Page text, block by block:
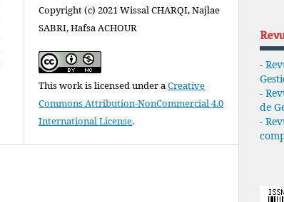
Copyright (c) 2021 Wissal CHARQI, Najlae
SABRI, Hafsa ACHOUR
This work is licensed under aCreative
Commons Attribution-NonCommercial 4.0
International License.
-
-
de
-